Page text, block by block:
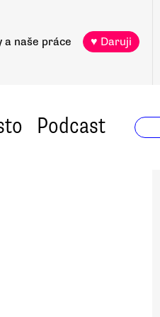
a naše práce ♥ Daruji
Podcast